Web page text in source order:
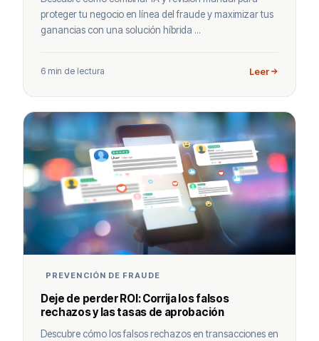
proteger tu negocio en línea del fraude y maximizar tus
ganancias con una solución híbrida ...
6 min de lectura Leer
PREVENCIÓN DE FRAUDE
Deje de perder ROI: Corrija los falsos
rechazos y las tasas de aprobación
Descubre cómo los falsos rechazos en transacciones en